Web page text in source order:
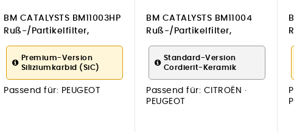
BM CATALYSTS BM11003HP
Ruß-/Partikelfilter,
Abgasanlage für PEUGEOT
Premium-Version
Siliziumkarbid (SiC)
Passend für: PEUGEOT
BM CATALYSTS BM11004
Ruß-/Partikelfilter,
Abgasanlage
Standard-Version
Cordierit-Keramik
Passend für: CITROËN ·
PEUGEOT